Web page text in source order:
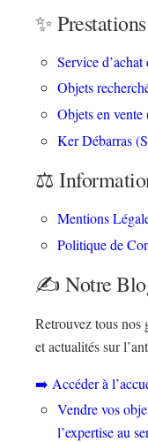
Contact
✨
Service d’achat
Objets
Objets en
Ker Débarras
⚖️
Mentions
Politique de
✍️Notre
Retrouvez tous nos
et actualités sur
➡️ Accéder à
Vendre vos
l’expertise au